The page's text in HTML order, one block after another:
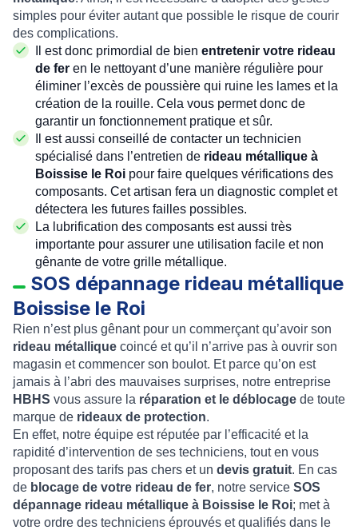
simples pour éviter autant que possible le risque de courir
des complications.
Il est donc primordial de bien entretenir votre rideau
de fer en le nettoyant d’une manière régulière pour
éliminer l’excès de poussière qui ruine les lames et la
création de la rouille. Cela vous permet donc de
garantir un fonctionnement pratique et sûr.
Il est aussi conseillé de contacter un technicien
spécialisé dans l’entretien de rideau métallique à
Boissise le Roi pour faire quelques vérifications des
composants. Cet artisan fera un diagnostic complet et
détectera les futures failles possibles.
La lubrification des composants est aussi très
importante pour assurer une utilisation facile et non
gênante de votre grille métallique.
SOS dépannage rideau métallique
Boissise le Roi
Rien n’est plus gênant pour un commerçant qu’avoir son
rideau métallique coincé et qu’il n’arrive pas à ouvrir son
magasin et commencer son boulot. Et parce qu’on est
jamais à l’abri des mauvaises surprises, notre entreprise
HBHS vous assure la réparation et le déblocage de toute
marque de rideaux de protection.
En effet, notre équipe est réputée par l’efficacité et la
rapidité d’intervention de ses techniciens, tout en vous
proposant des tarifs pas chers et un devis gratuit. En cas
de blocage de votre rideau de fer, notre service SOS
dépannage rideau métallique à Boissise le Roi; met à
votre ordre des techniciens éprouvés et qualifiés dans le